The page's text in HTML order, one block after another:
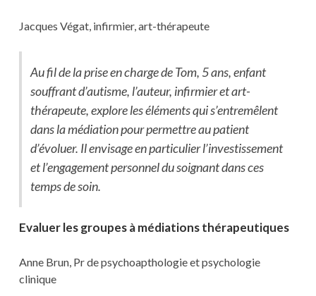
Jacques Végat, infirmier, art-thérapeute
Au fil de la prise en charge de Tom, 5 ans, enfant
souffrant d’autisme, l’auteur, infirmier et art-
thérapeute, explore les éléments qui s’entremêlent
dans la médiation pour permettre au patient
d’évoluer. Il envisage en particulier l’investissement
et l’engagement personnel du soignant dans ces
temps de soin.
Evaluer les groupes à médiations thérapeutiques
Anne Brun, Pr de psychoapthologie et psychologie
clinique